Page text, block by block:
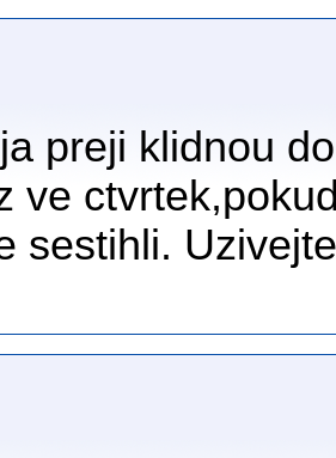
preji klidnou
ve
sestihli.